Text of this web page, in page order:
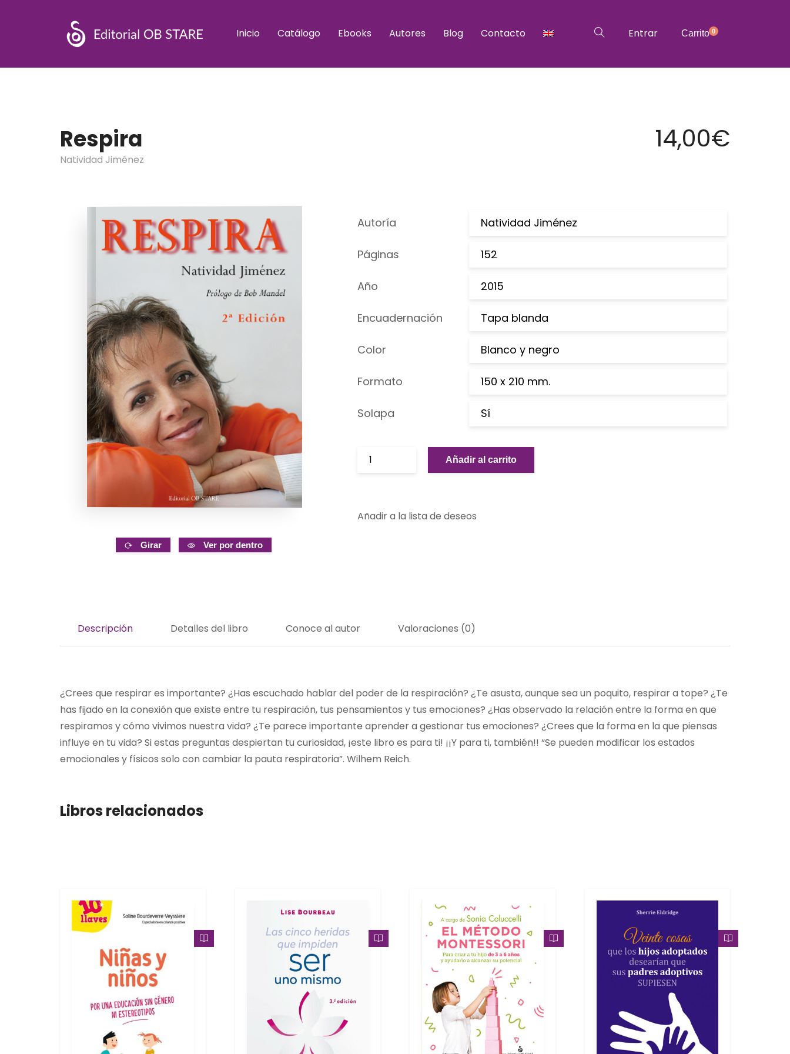
Inicio Catálogo Ebooks Autores Blog Contacto Entrar Carrito0
Respira
Natividad Jiménez
14,00€
Girar Ver por dentro
Autoría Natividad Jiménez
Páginas 152
Año 2015
Encuadernación Tapa blanda
Color Blanco y negro
Formato 150 x 210 mm.
Solapa Sí
Añadir al carrito
Añadir a la lista de deseos
Descripción Detalles del libro Conoce al autor Valoraciones (0)
¿Crees que respirar es importante? ¿Has escuchado hablar del poder de la respiración? ¿Te asusta, aunque sea un poquito, respirar a tope? ¿Te
has fijado en la conexión que existe entre tu respiración, tus pensamientos y tus emociones? ¿Has observado la relación entre la forma en que
respiramos y cómo vivimos nuestra vida? ¿Te parece importante aprender a gestionar tus emociones? ¿Crees que la forma en la que piensas
influye en tu vida? Si estas preguntas despiertan tu curiosidad, ¡este libro es para ti! ¡¡Y para ti, también!! “Se pueden modificar los estados
emocionales y físicos solo con cambiar la pauta respiratoria”. Wilhem Reich.
Libros relacionados